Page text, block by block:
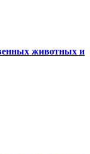
животных и